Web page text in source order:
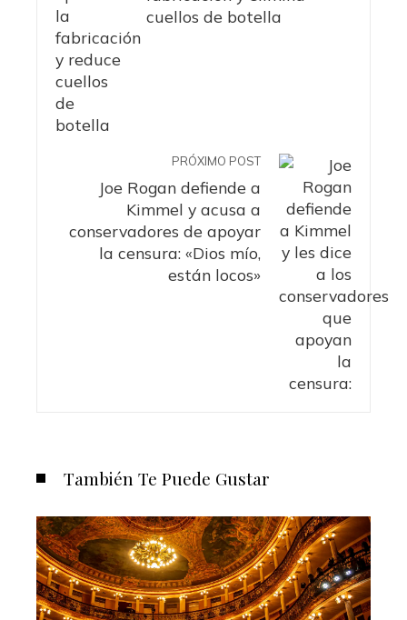
cuellos de botella
PRÓXIMO POST
Joe Rogan defiende a
Kimmel y acusa a
conservadores de apoyar
la censura: «Dios mío,
están locos»
También Te Puede Gustar